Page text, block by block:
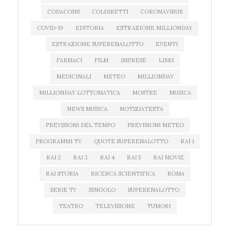
CODACONS COLDIRETTI CORONAVIRUS
COVID-19 EDITORIA ESTRAZIONE MILLIONDAY
ESTRAZIONE SUPERENALOTTO EVENTI
FARMACI FILM IMPRESE LIBRI
MEDICINALI METEO MILLIONDAY
MILLIONDAY LOTTOMATICA MOSTRE MUSICA
NEWS MUSICA NOTIZIATESTA
PREVISIONI DEL TEMPO PREVISIONI METEO
PROGRAMMI TV QUOTE SUPERENALOTTO RAI 1
RAI 2 RAI 3 RAI 4 RAI 5 RAI MOVIE
RAI STORIA RICERCA SCIENTIFICA ROMA
SERIE TV SINGOLO SUPERENALOTTO
TEATRO TELEVISIONE TUMORI